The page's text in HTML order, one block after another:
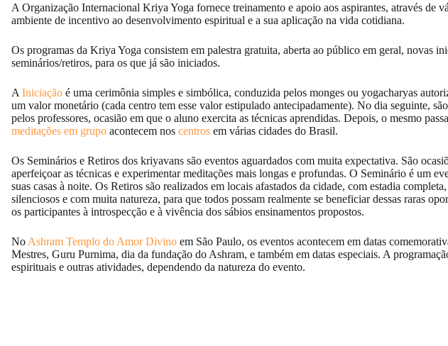
A Organização Internacional Kriya Yoga fornece treinamento e apoio aos aspirantes, através de
ambiente de incentivo ao desenvolvimento espiritual e a sua aplicação na vida cotidiana.
Os programas da Kriya Yoga consistem em palestra gratuita, aberta ao público em geral, novas
seminários/retiros, para os que já são iniciados.
A Iniciação é uma cerimônia simples e simbólica, conduzida pelos monges ou yogacharyas
um valor monetário (cada centro tem esse valor estipulado antecipadamente). No dia seguinte,
pelos professores, ocasião em que o aluno exercita as técnicas aprendidas. Depois, o mesmo
meditações em grupo acontecem nos centros em várias cidades do Brasil.
Os Seminários e Retiros dos kriyavans são eventos aguardados com muita expectativa. São
aperfeiçoar as técnicas e experimentar meditações mais longas e profundas. O Seminário é um
suas casas à noite. Os Retiros são realizados em locais afastados da cidade, com estadia
silenciosos e com muita natureza, para que todos possam realmente se beneficiar dessas raras
os participantes à introspecção e à vivência dos sábios ensinamentos propostos.
No Ashram Templo do Amor Divino em São Paulo, os eventos acontecem em datas
Mestres, Guru Purnima, dia da fundação do Ashram, e também em datas especiais. A
espirituais e outras atividades, dependendo da natureza do evento.